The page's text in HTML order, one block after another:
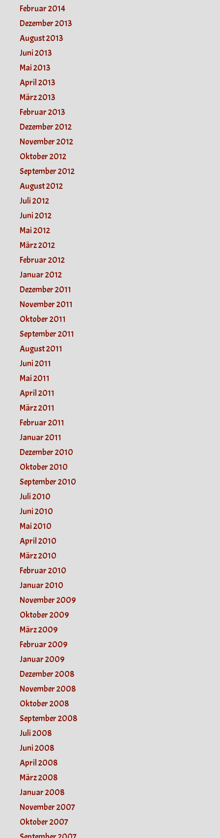
Februar 2014
Dezember 2013
August 2013
Juni 2013
Mai 2013
April 2013
März 2013
Februar 2013
Dezember 2012
November 2012
Oktober 2012
September 2012
August 2012
Juli 2012
Juni 2012
Mai 2012
März 2012
Februar 2012
Januar 2012
Dezember 2011
November 2011
Oktober 2011
September 2011
August 2011
Juni 2011
Mai 2011
April 2011
März 2011
Februar 2011
Januar 2011
Dezember 2010
Oktober 2010
September 2010
Juli 2010
Juni 2010
Mai 2010
April 2010
März 2010
Februar 2010
Januar 2010
November 2009
Oktober 2009
März 2009
Februar 2009
Januar 2009
Dezember 2008
November 2008
Oktober 2008
September 2008
Juli 2008
Juni 2008
April 2008
März 2008
Januar 2008
November 2007
Oktober 2007